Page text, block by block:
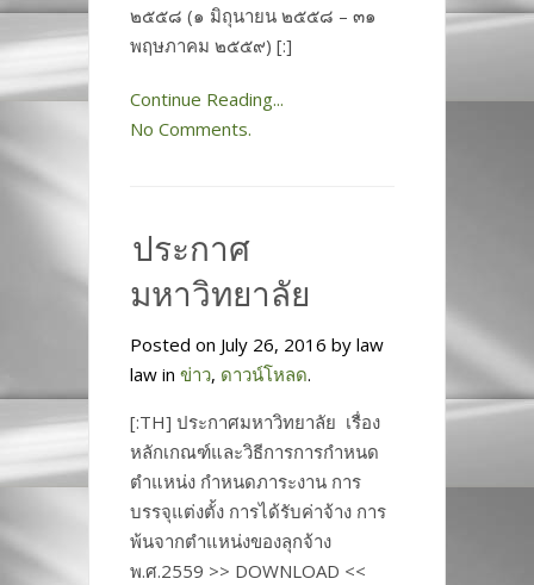
๒๕๕๘ (๑ มิถุนายน ๒๕๕๘ – ๓๑
พฤษภาคม ๒๕๕๙) [:]
Continue Reading...
No Comments.
ประกาศ
มหาวิทยาลัย
Posted on July 26, 2016 by law
law in ข่าว, ดาวน์โหลด.
[:TH] ประกาศมหาวิทยาลัย เรื่อง
หลักเกณฑ์และวิธีการการกำหนด
ตำแหน่ง กำหนดภาระงาน การ
บรรจุแต่งตั้ง การได้รับค่าจ้าง การ
พ้นจากตำแหน่งของลุกจ้าง
พ.ศ.2559 >> DOWNLOAD <<